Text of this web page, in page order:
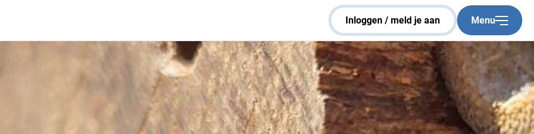
Sluiten
Home
Veelgestelde vragen
inloggen / meld je aan Menu